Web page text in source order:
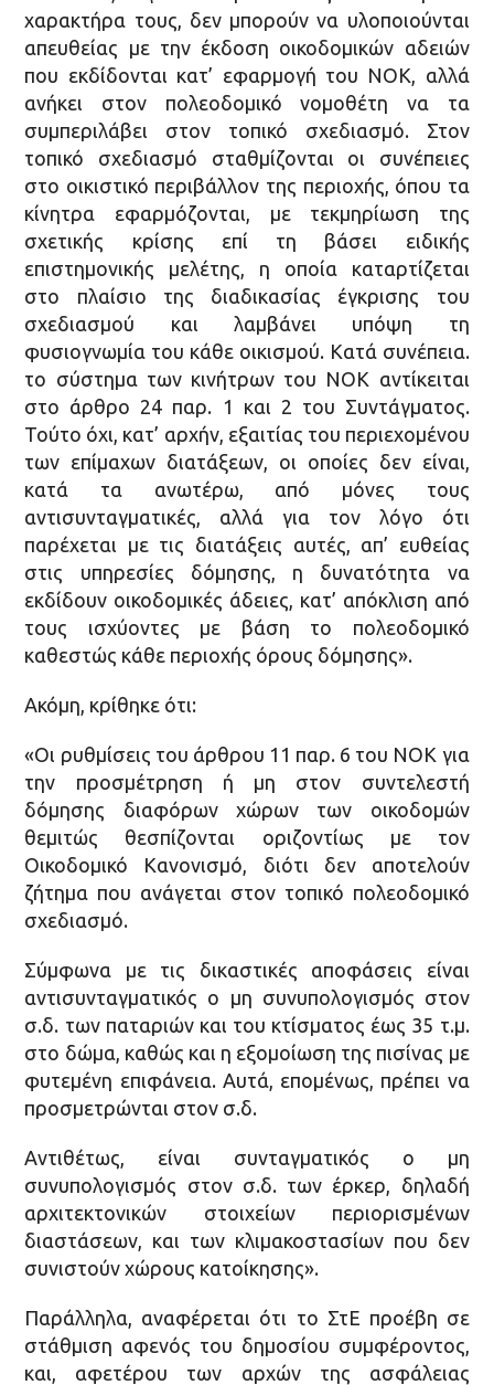
χαρακτήρα τους, δεν μπορούν να υλοποιούνται
απευθείας με την έκδοση οικοδομικών αδειών
που εκδίδονται κατ’ εφαρμογή του ΝΟΚ, αλλά
ανήκει στον πολεοδομικό νομοθέτη να τα
συμπεριλάβει στον τοπικό σχεδιασμό. Στον
τοπικό σχεδιασμό σταθμίζονται οι συνέπειες
στο οικιστικό περιβάλλον της περιοχής, όπου τα
κίνητρα εφαρμόζονται, με τεκμηρίωση της
σχετικής κρίσης επί τη βάσει ειδικής
επιστημονικής μελέτης, η οποία καταρτίζεται
στο πλαίσιο της διαδικασίας έγκρισης του
σχεδιασμού και λαμβάνει υπόψη τη
φυσιογνωμία του κάθε οικισμού. Κατά συνέπεια.
το σύστημα των κινήτρων του ΝΟΚ αντίκειται
στο άρθρο 24 παρ. 1 και 2 του Συντάγματος.
Τούτο όχι, κατ’ αρχήν, εξαιτίας του περιεχομένου
των επίμαχων διατάξεων, οι οποίες δεν είναι,
κατά τα ανωτέρω, από μόνες τους
αντισυνταγματικές, αλλά για τον λόγο ότι
παρέχεται με τις διατάξεις αυτές, απ’ ευθείας
στις υπηρεσίες δόμησης, η δυνατότητα να
εκδίδουν οικοδομικές άδειες, κατ’ απόκλιση από
τους ισχύοντες με βάση το πολεοδομικό
καθεστώς κάθε περιοχής όρους δόμησης».
Ακόμη, κρίθηκε ότι:
«Οι ρυθμίσεις του άρθρου 11 παρ. 6 του ΝΟΚ για
την προσμέτρηση ή μη στον συντελεστή
δόμησης διαφόρων χώρων των οικοδομών
θεμιτώς θεσπίζονται οριζοντίως με τον
Οικοδομικό Κανονισμό, διότι δεν αποτελούν
ζήτημα που ανάγεται στον τοπικό πολεοδομικό
σχεδιασμό.
Σύμφωνα με τις δικαστικές αποφάσεις είναι
αντισυνταγματικός ο μη συνυπολογισμός στον
σ.δ. των παταριών και του κτίσματος έως 35 τ.μ.
στο δώμα, καθώς και η εξομοίωση της πισίνας με
φυτεμένη επιφάνεια. Αυτά, επομένως, πρέπει να
προσμετρώνται στον σ.δ.
Αντιθέτως, είναι συνταγματικός ο μη
συνυπολογισμός στον σ.δ. των έρκερ, δηλαδή
αρχιτεκτονικών στοιχείων περιορισμένων
διαστάσεων, και των κλιμακοστασίων που δεν
συνιστούν χώρους κατοίκησης».
Παράλληλα, αναφέρεται ότι το ΣτΕ προέβη σε
στάθμιση αφενός του δημοσίου συμφέροντος,
και, αφετέρου των αρχών της ασφάλειας